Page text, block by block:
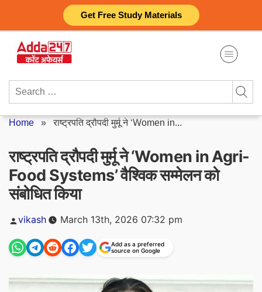
Get Free Study Materials
content
Search
Home »राष्ट्रपति द्रौपदी मुर्मू ने ‘Women in...
राष्ट्रपति द्रौपदी मुर्मू ने ‘Women in Agri-
Food Systems’ वैश्विक सम्मेलन को
संबोधित किया
Posted
vikash March 13th, 2026 07:32 pm
Add as a preferred
source on Google